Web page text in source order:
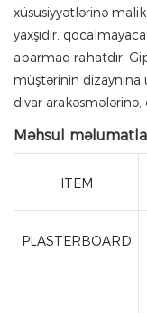
xüsusiyyətlərinə
yaxşıdır,
aparmaq rahatdır.
müştərinin dizaynına
divar arakəsmələrinə,
Məhsul
ITEM
PLASTERBOARD